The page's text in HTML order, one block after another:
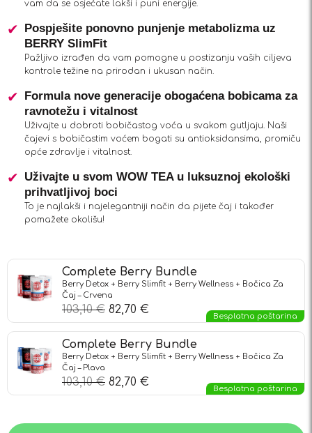
vam da se osjećate lakši i puni energije.
Pospješite ponovno punjenje metabolizma uz
BERRY SlimFit
Pažljivo izrađen da vam pomogne u postizanju vaših ciljeva
kontrole težine na prirodan i ukusan način.
Formula nove generacije obogaćena bobicama za
ravnotežu i vitalnost
Uživajte u dobroti bobičastog voća u svakom gutljaju. Naši
čajevi s bobičastim voćem bogati su antioksidansima, promiču
opće zdravlje i vitalnost.
Uživajte u svom WOW TEA u luksuznoj ekološki
prihvatljivoj boci
To je najlakši i najelegantniji način da pijete čaj i također
pomažete okolišu!
Complete Berry Bundle
Berry Detox + Berry Slimfit + Berry Wellness + Bočica Za
Čaj – Crvena
103,10€ 82,70 €
Besplatna poštarina
Complete Berry Bundle
Berry Detox + Berry Slimfit + Berry Wellness + Bočica Za
Čaj – Plava
103,10€ 82,70 €
Besplatna poštarina